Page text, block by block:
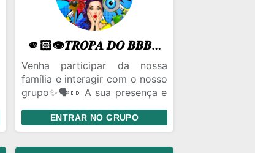
🫵🏻👁️𝑻𝑹𝑶𝑷𝑨 𝑫𝑶 𝑩𝑩𝑩 𝟐𝟓🔥🎡
Venha participar da nossa
família e interagir com o nosso
grupo✨🗣️👀 A sua presença e
meio, venha brincar, falar
sobre BBB, criar novas
amizades saudáveis e ficar
ENTRAR NO GRUPO